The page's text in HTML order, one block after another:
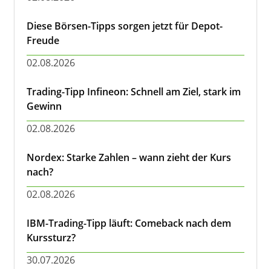
Diese Börsen-Tipps sorgen jetzt für Depot-
Freude
02.08.2026
Trading-Tipp Infineon: Schnell am Ziel, stark im
Gewinn
02.08.2026
Nordex: Starke Zahlen – wann zieht der Kurs
nach?
02.08.2026
IBM-Trading-Tipp läuft: Comeback nach dem
Kurssturz?
30.07.2026